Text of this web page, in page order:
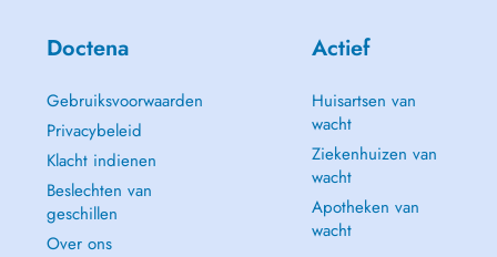
Doctena
Gebruiksvoorwaarden
Privacybeleid
Klacht indienen
Beslechten van
geschillen
Over ons
Actief
Huisartsen van
wacht
Ziekenhuizen van
wacht
Apotheken van
wacht